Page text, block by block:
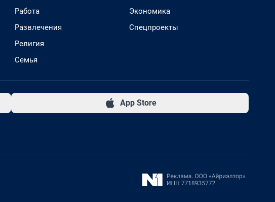
Работа
Развлечения
Религия
Семья
Экономика
Спецпроекты
App Store